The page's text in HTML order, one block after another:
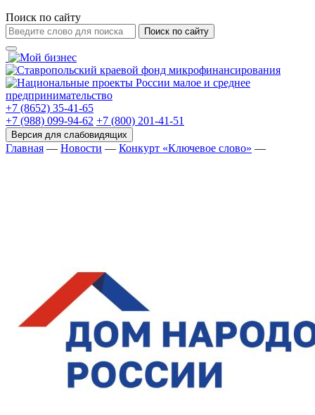
Поиск по сайту
Поиск по сайту
+7 (8652) 35-41-65
+7 (988) 099-94-62 +7 (800) 201-41-51
Главная — Новости — Конкурт «Ключевое слово» —